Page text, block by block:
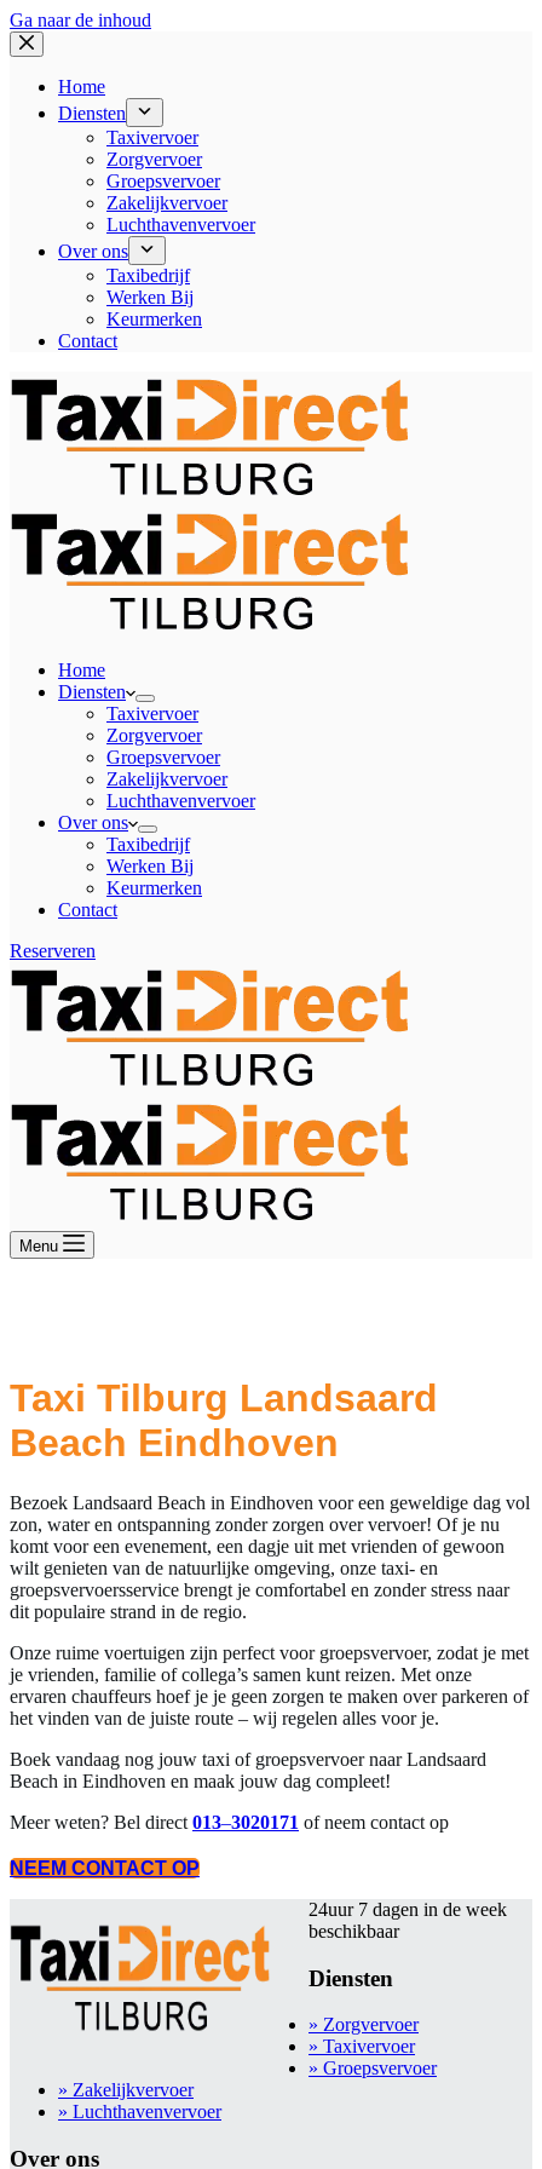
Ga naar de inhoud
Home
Diensten
Taxivervoer
Zorgvervoer
Groepsvervoer
Zakelijkvervoer
Luchthavenvervoer
Over ons
Taxibedrijf
Werken Bij
Keurmerken
Contact
Home
Diensten
Taxivervoer
Zorgvervoer
Groepsvervoer
Zakelijkvervoer
Luchthavenvervoer
Over ons
Taxibedrijf
Werken Bij
Keurmerken
Contact
Reserveren
Menu
Taxi Tilburg Landsaard
Beach Eindhoven
Bezoek Landsaard Beach in Eindhoven voor een geweldige dag vol
zon, water en ontspanning zonder zorgen over vervoer! Of je nu
komt voor een evenement, een dagje uit met vrienden of gewoon
wilt genieten van de natuurlijke omgeving, onze taxi- en
groepsvervoersservice brengt je comfortabel en zonder stress naar
dit populaire strand in de regio.
Onze ruime voertuigen zijn perfect voor groepsvervoer, zodat je met
je vrienden, familie of collega’s samen kunt reizen. Met onze
ervaren chauffeurs hoef je je geen zorgen te maken over parkeren of
het vinden van de juiste route – wij regelen alles voor je.
Boek vandaag nog jouw taxi of groepsvervoer naar Landsaard
Beach in Eindhoven en maak jouw dag compleet!
Meer weten? Bel direct 013–3020171 of neem contact op
NEEM CONTACT OP
24uur 7 dagen in de week
beschikbaar
Diensten
» Zorgvervoer
» Taxivervoer
» Groepsvervoer
» Zakelijkvervoer
» Luchthavenvervoer
Over ons